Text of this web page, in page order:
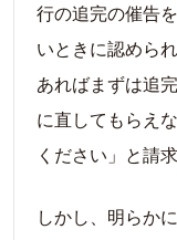
行の追完の催告
いときに認めら
あればまずは追
に直してもらえ
ください」と請
しかし、明らか